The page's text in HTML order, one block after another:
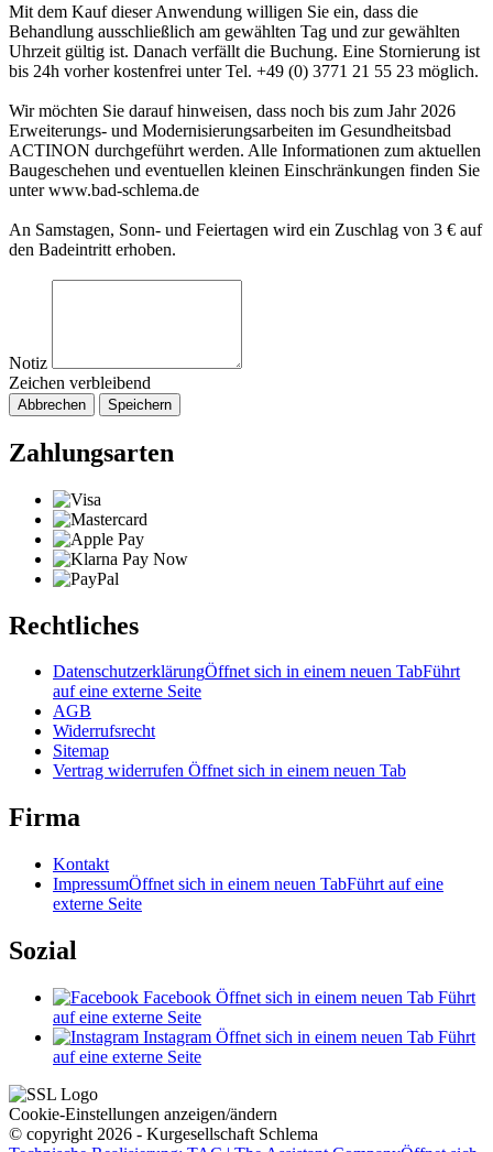
Mit dem Kauf dieser Anwendung willigen Sie ein, dass die
Behandlung ausschließlich am gewählten Tag und zur gewählten
Uhrzeit gültig ist. Danach verfällt die Buchung. Eine Stornierung ist
bis 24h vorher kostenfrei unter Tel. +49 (0) 3771 21 55 23 möglich.
Wir möchten Sie darauf hinweisen, dass noch bis zum Jahr 2026
Erweiterungs- und Modernisierungsarbeiten im Gesundheitsbad
ACTINON durchgeführt werden. Alle Informationen zum aktuellen
Baugeschehen und eventuellen kleinen Einschränkungen finden Sie
unter www.bad-schlema.de
An Samstagen, Sonn- und Feiertagen wird ein Zuschlag von 3 € auf
den Badeintritt erhoben.
Notiz
Zeichen verbleibend
Abbrechen Speichern
Zahlungsarten
Rechtliches
DatenschutzerklärungÖffnet sich in einem neuen TabFührt
auf eine externe Seite
AGB
Widerrufsrecht
Sitemap
Vertrag widerrufen Öffnet sich in einem neuen Tab
Firma
Kontakt
ImpressumÖffnet sich in einem neuen TabFührt auf eine
externe Seite
Sozial
Facebook Öffnet sich in einem neuen Tab Führt
auf eine externe Seite
Instagram Öffnet sich in einem neuen Tab Führt
auf eine externe Seite
Cookie-Einstellungen anzeigen/ändern
© copyright 2026 - Kurgesellschaft Schlema